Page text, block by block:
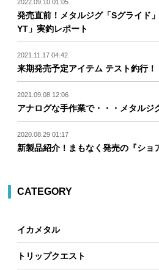
2022.09.10 01:05
発売直前！メタルジグ「Sグライド
YT」実釣レポート
2021.11.17 04:42
来期発売予定アイテム テスト釣行！
2021.09.08 12:06
アナログな手作業で・・・メタルジ
2020.08.29 01:17
新製品紹介！まもなく発売の『ショ
CATEGORY
イカメタル
トリップクエスト